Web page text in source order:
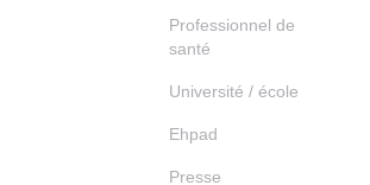
Professionnel de
santé
Université / école
Ehpad
Presse